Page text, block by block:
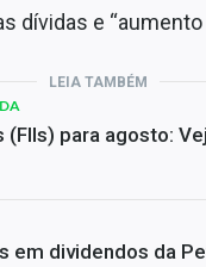
dívidas e
LEIA TAMBÉM
(FIIs) para agosto:
em dividendos da